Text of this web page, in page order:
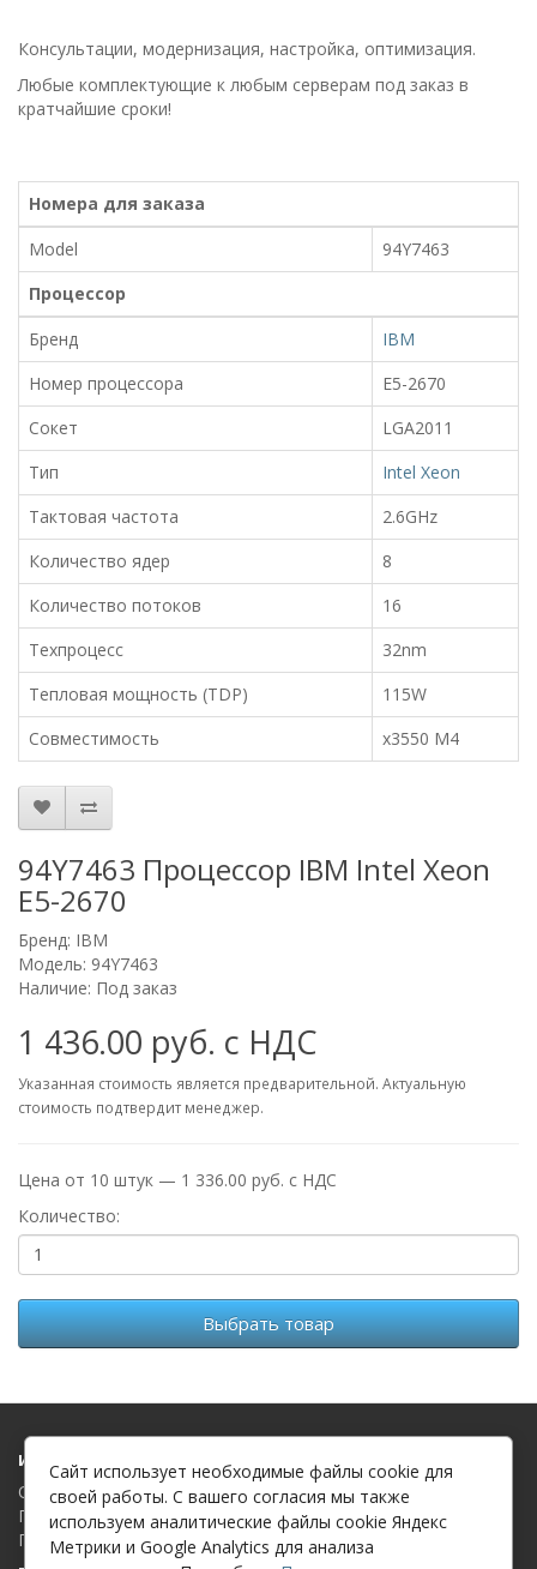
Консультации, модернизация, настройка, оптимизация.
Любые комплектующие к любым серверам под заказ в
кратчайшие сроки!
Номера для заказа
Model
94Y7463
Процессор
Бренд
IBM
Номер процессора
E5-2670
Сокет
LGA2011
Тип
Intel Xeon
Тактовая частота
2.6GHz
Количество ядер
8
Количество потоков
16
Техпроцесс
32nm
Тепловая мощность (TDP)
115W
Совместимость
x3550 M4
94Y7463 Процессор IBM Intel Xeon
E5-2670
Бренд: IBM
Модель: 94Y7463
Наличие: Под заказ
1 436.00 руб. с НДС
Указанная стоимость является предварительной. Актуальную
стоимость подтвердит менеджер.
Цена от 10 штук — 1 336.00 руб. с НДС
Количество:
Выбрать товар
Информация
О компании
Политика в отношении обработки файлов cookie
Политика в отношении обработки персональных данных
Сайт использует необходимые файлы cookie для
своей работы. С вашего согласия мы также
используем аналитические файлы cookie Яндекс
Метрики и Google Analytics для анализа